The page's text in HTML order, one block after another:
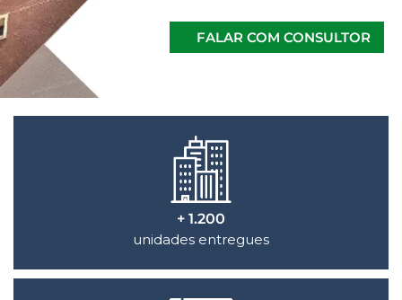
FALAR COM CONSULTOR
+ 1.200
unidades entregues